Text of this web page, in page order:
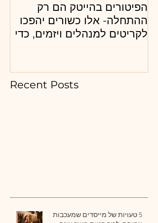
הפיטורים בהייטק הם רק
ההתחלה- אלו כשורים יהפכו
לקריטים למנהלים ויזמים, כדי
Recent Posts
5 טעויות של מייסדים שמעכבות